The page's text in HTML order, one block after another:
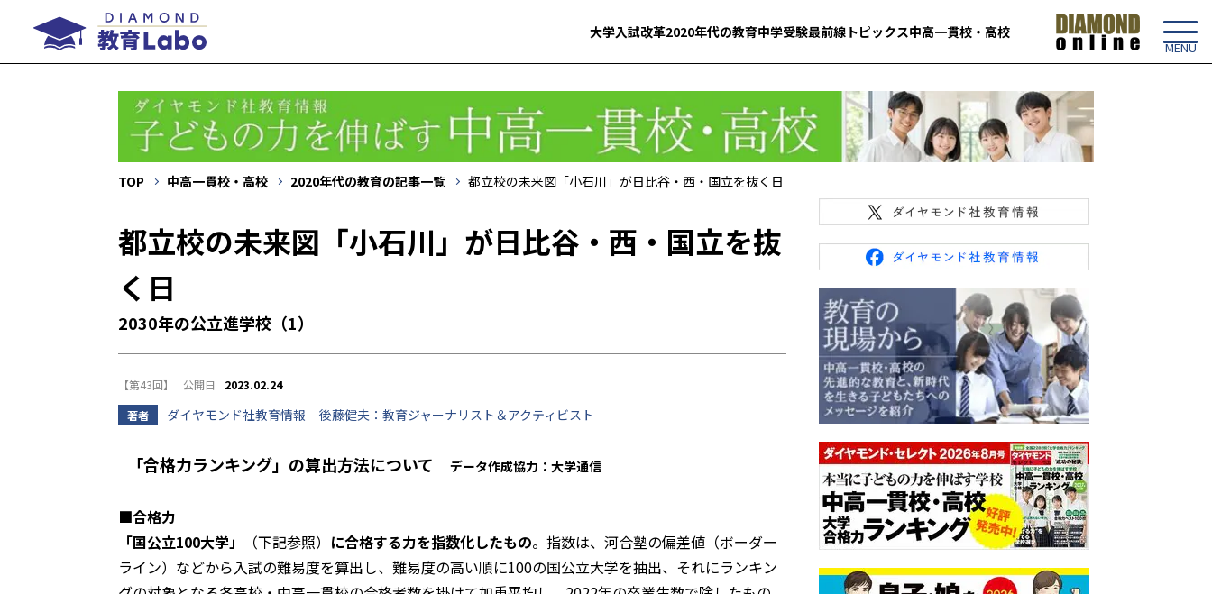
大学入試改革2020年代の教育中学受験最前線 トピックス中高一貫校・高校
TOP 中高一貫校・高校 2020年代の教育の記事一覧 都立校の未来図「小石川」が日比谷・西・国立を抜く日
都立校の未来図「小石川」が日比谷・西・国立を抜
く日
2030年の公立進学校（1）
【第43回】
2023.02.24
著者
ダイヤモンド社教育情報 後藤健夫：教育ジャーナリスト＆アクティビスト
「合格力ランキング」の算出方法について データ作成協力：大学通信
■合格力
「国公立100大学」
（下記参照） に合格する力を指数化したもの。指数は、河合塾の偏差値（ボーダー
ライン）などから入試の難易度を算出し、難易度の高い順に100の国公立大学を抽出、それにランキン